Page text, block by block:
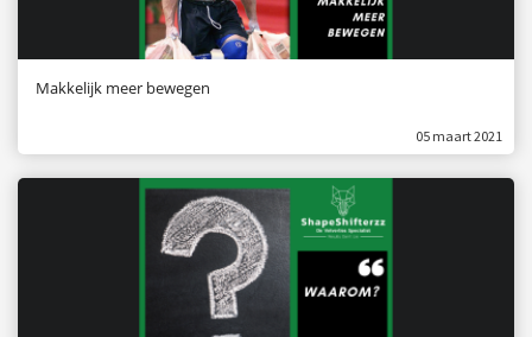
Makkelijk meer bewegen
05 maart 2021